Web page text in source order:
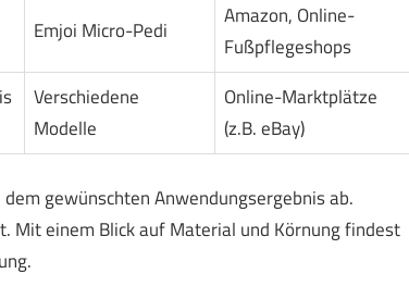
Emjoi Micro-Pedi
Amazon, Online-
Fußpflegeshops
Verschiedene
Modelle
Online-Marktplätze
(z.B. eBay)
gewünschten Anwendungsergebnis ab.
Mit einem Blick auf Material und Körnung findest